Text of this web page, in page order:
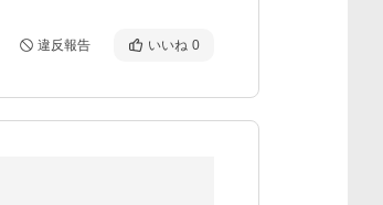
違反報告 いいね 0